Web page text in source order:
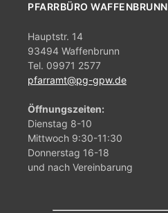
PFARRBÜRO WAFFENBRUNN
Hauptstr. 14
93494 Waffenbrunn
Tel. 09971 2577
pfarramt@pg-gpw.de
Öffnungszeiten:
Dienstag 8-10
Mittwoch 9:30-11:30
Donnerstag 16-18
und nach Vereinbarung